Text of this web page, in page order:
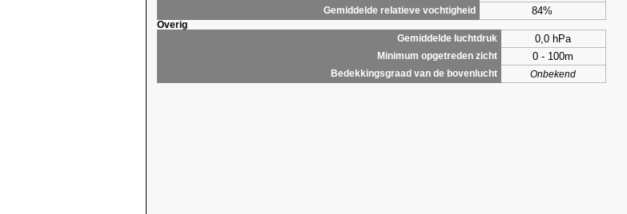
Gemiddelde relatieve vochtigheid 84%
Overig
Gemiddelde luchtdruk
0,0 hPa
Minimum opgetreden zicht 0 - 100m
Bedekkingsgraad van de bovenlucht Onbekend